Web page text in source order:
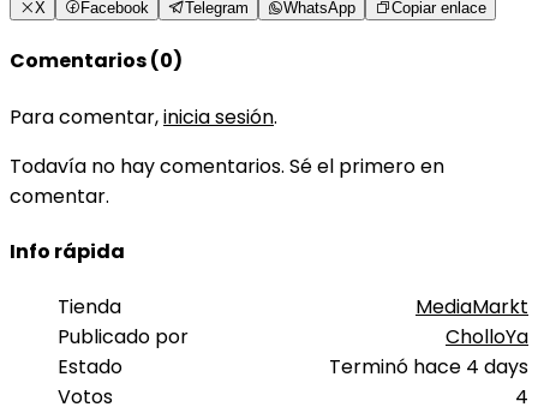
X Facebook Telegram WhatsApp Copiar enlace
Comentarios (0)
Para comentar,inicia sesión.
Todavía no hay comentarios. Sé el primero en
comentar.
Info rápida
Tienda
MediaMarkt
Publicado por
CholloYa
Estado
Terminó hace 4 days
Votos
4